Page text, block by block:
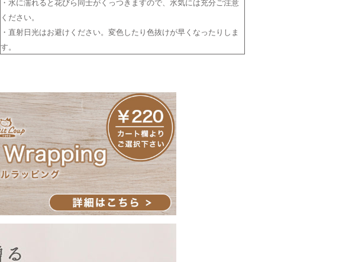
・水に濡れると花びら同士がくっつきますので、水気には充分ご注意
ください。
・直射日光はお避けください。変色したり色抜けが早くなったりしま
す。